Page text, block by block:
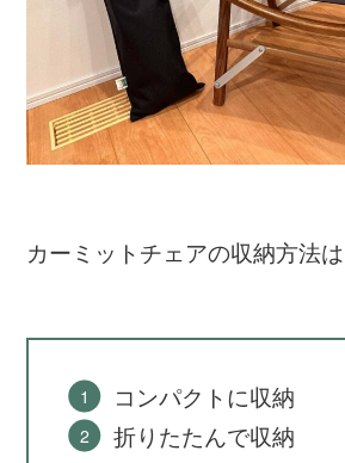
カーミットチェアの収納方法は
コンパクトに収納
折りたたんで収納